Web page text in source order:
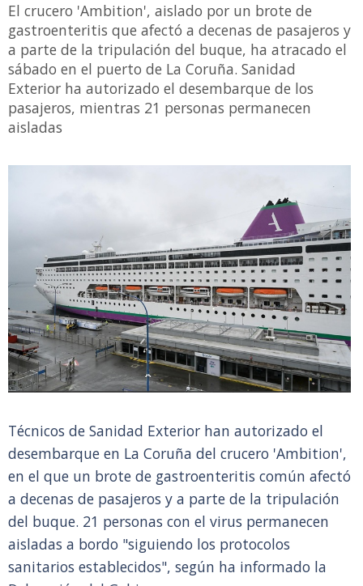
El crucero 'Ambition', aislado por un brote de
gastroenteritis que afectó a decenas de pasajeros y
a parte de la tripulación del buque, ha atracado el
sábado en el puerto de La Coruña. Sanidad
Exterior ha autorizado el desembarque de los
pasajeros, mientras 21 personas permanecen
aisladas
Técnicos de Sanidad Exterior han autorizado el
desembarque en La Coruña del crucero 'Ambition',
en el que un brote de gastroenteritis común afectó
a decenas de pasajeros y a parte de la tripulación
del buque. 21 personas con el virus permanecen
aisladas a bordo "siguiendo los protocolos
sanitarios establecidos", según ha informado la